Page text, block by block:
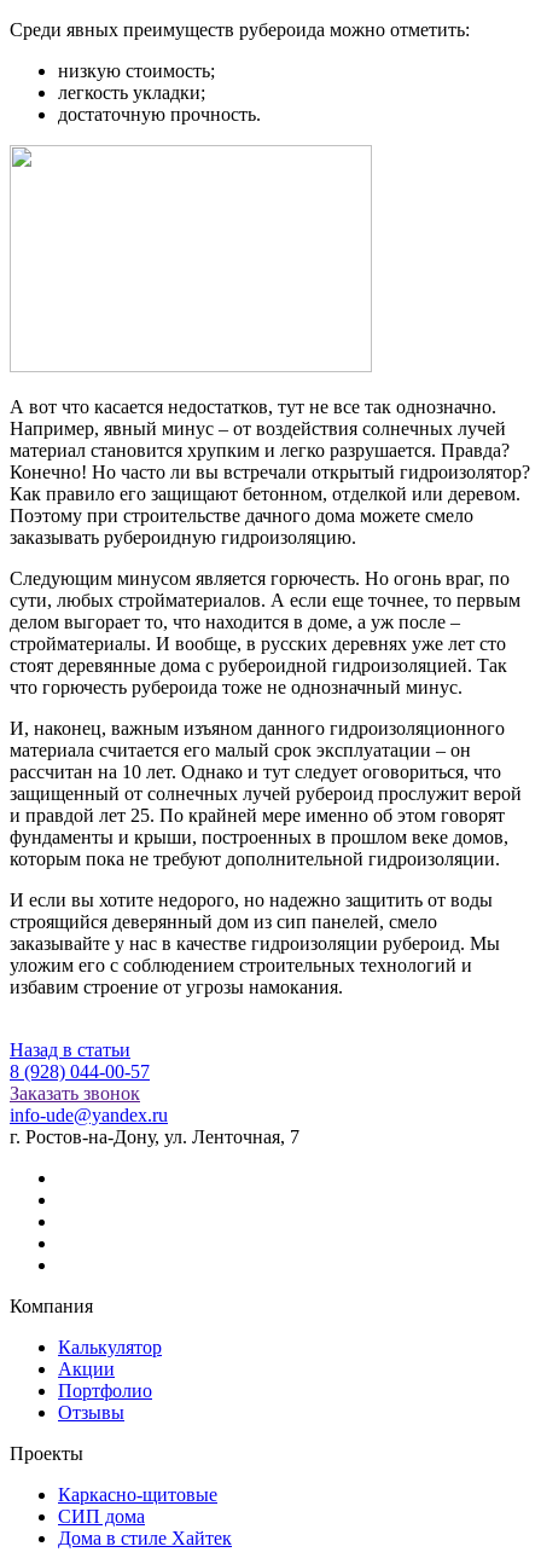
Среди явных преимуществ рубероида можно отметить:
низкую стоимость;
легкость укладки;
достаточную прочность.
А вот что касается недостатков, тут не все так однозначно.
Например, явный минус – от воздействия солнечных лучей
материал становится хрупким и легко разрушается. Правда?
Конечно! Но часто ли вы встречали открытый гидроизолятор?
Как правило его защищают бетонном, отделкой или деревом.
Поэтому при строительстве дачного дома можете смело
заказывать рубероидную гидроизоляцию.
Следующим минусом является горючесть. Но огонь враг, по
сути, любых стройматериалов. А если еще точнее, то первым
делом выгорает то, что находится в доме, а уж после –
стройматериалы. И вообще, в русских деревнях уже лет сто
стоят деревянные дома с рубероидной гидроизоляцией. Так
что горючесть рубероида тоже не однозначный минус.
И, наконец, важным изъяном данного гидроизоляционного
материала считается его малый срок эксплуатации – он
рассчитан на 10 лет. Однако и тут следует оговориться, что
защищенный от солнечных лучей рубероид прослужит верой
и правдой лет 25. По крайней мере именно об этом говорят
фундаменты и крыши, построенных в прошлом веке домов,
которым пока не требуют дополнительной гидроизоляции.
И если вы хотите недорого, но надежно защитить от воды
строящийся деверянный дом из сип панелей, смело
заказывайте у нас в качестве гидроизоляции рубероид. Мы
уложим его с соблюдением строительных технологий и
избавим строение от угрозы намокания.
Назад в статьи
8 (928) 044-00-57
Заказать звонок
info-ude@yandex.ru
г. Ростов-на-Дону, ул. Ленточная, 7
Компания
Калькулятор
Акции
Портфолио
Отзывы
Проекты
Каркасно-щитовые
СИП дома
Дома в стиле Хайтек